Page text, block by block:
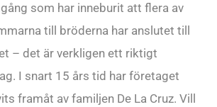
som har inneburit att flera av
till bröderna har anslutet till
– det är verkligen ett riktigt
I snart 15 års tid har företaget
framåt av familjen De La Cruz. Vill